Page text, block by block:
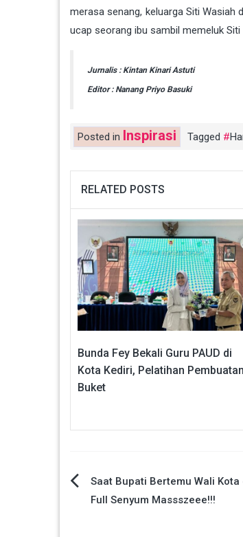
merasa senang, keluarga Siti Wasiah
ucap seorang ibu sambil memeluk
Jurnalis : Kintan Kinari Astuti
Editor : Nanang Priyo Basuki
Posted in Inspirasi Tagged
RELATED POSTS
Bunda Fey Bekali Guru PAUD di
Kota Kediri, Pelatihan Pembuatan
Buket
Navigasi
Saat Bupati Bertemu Wali
Full Senyum Massszeee!!!